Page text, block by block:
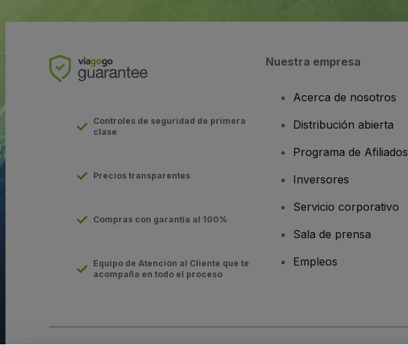
Controles de seguridad de primera
clase
Precios transparentes
Compras con garantía al 100%
Equipo de Atención al Cliente que te
acompaña en todo el proceso
Nuestra empresa
Acerca de nosotros
Distribución abierta
Programa de Afiliados
Inversores
Servicio corporativo
Sala de prensa
Empleos